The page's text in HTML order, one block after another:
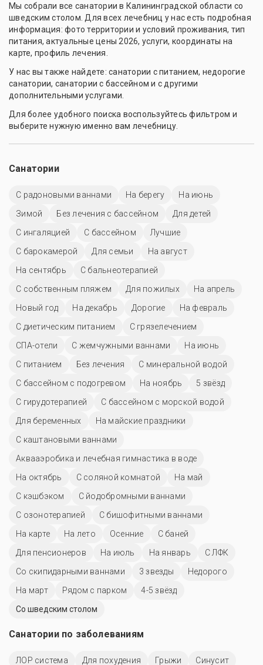
Мы собрали все санатории в Калининградской области со
шведским столом. Для всех лечебниц у нас есть подробная
информация: фото территории и условий проживания, тип
питания, актуальные цены 2026, услуги, координаты на
карте, профиль лечения.
У нас вы также найдете: санатории с питанием, недорогие
санатории, санатории с бассейном и с другими
дополнительными услугами.
Для более удобного поиска воспользуйтесь фильтром и
выберите нужную именно вам лечебницу.
Санатории
С радоновыми ваннами На берегу
На июнь
Зимой
Без лечения с бассейном
Для детей
С ингаляцией
C бассейном
Лучшие
С барокамерой
Для семьи
На август
На сентябрь
С бальнеотерапией
С собственным пляжем
Для пожилых
На апрель
Новый год
На декабрь Дорогие
На февраль
С диетическим питанием
С грязелечением
СПА-отели
С жемчужными ваннами
На июнь
С питанием
Без лечения
С минеральной водой
С бассейном с подогревом
На ноябрь
5 звёзд
С гирудотерапией
С бассейном с морской водой
Для беременных
На майские праздники
С каштановыми ваннами
Аквааэробика и лечебная гимнастика в воде
На октябрь
С соляной комнатой
На май
С кэшбэком
С йодобромными ваннами
С озонотерапией
С бишофитными ваннами
На карте
На лето Осенние
С баней
Для пенсионеров
На июль На январь
С ЛФК
Со скипидарными ваннами
3 звезды
Недорого
На март
Рядом с парком
4-5 звёзд
Со шведским столом
Санатории по заболеваниям
ЛОР система Для похудения Грыжи
Синусит